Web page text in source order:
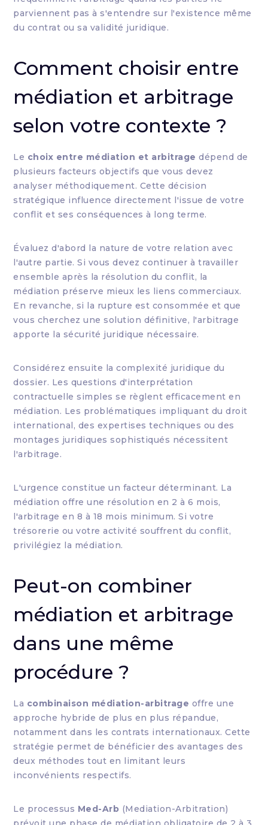
parviennent pas à s'entendre sur l'existence même
du contrat ou sa validité juridique.
Comment choisir entre
médiation et arbitrage
selon votre contexte ?
Le choix entre médiation et arbitrage dépend de
plusieurs facteurs objectifs que vous devez
analyser méthodiquement. Cette décision
stratégique influence directement l'issue de votre
conflit et ses conséquences à long terme.
Évaluez d'abord la nature de votre relation avec
l'autre partie. Si vous devez continuer à travailler
ensemble après la résolution du conflit, la
médiation préserve mieux les liens commerciaux.
En revanche, si la rupture est consommée et que
vous cherchez une solution définitive, l'arbitrage
apporte la sécurité juridique nécessaire.
Considérez ensuite la complexité juridique du
dossier. Les questions d'interprétation
contractuelle simples se règlent efficacement en
médiation. Les problématiques impliquant du droit
international, des expertises techniques ou des
montages juridiques sophistiqués nécessitent
l'arbitrage.
L'urgence constitue un facteur déterminant. La
médiation offre une résolution en 2 à 6 mois,
l'arbitrage en 8 à 18 mois minimum. Si votre
trésorerie ou votre activité souffrent du conflit,
privilégiez la médiation.
Peut-on combiner
médiation et arbitrage
dans une même
procédure ?
La combinaison médiation-arbitrage offre une
approche hybride de plus en plus répandue,
notamment dans les contrats internationaux. Cette
stratégie permet de bénéficier des avantages des
deux méthodes tout en limitant leurs
inconvénients respectifs.
Le processus Med-Arb (Mediation-Arbitration)